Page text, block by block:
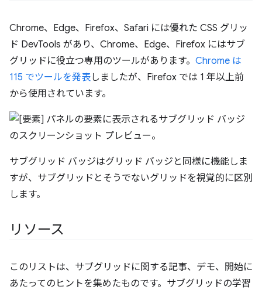
Chrome、Edge、Firefox、Safari には優れた CSS グリッ
ド DevTools があり、Chrome、Edge、Firefox にはサブ
グリッドに役立つ専用のツールがあります。 Chrome は
115 でツールを発表しましたが、Firefox では 1 年以上前
から使用されています。
サブグリッド バッジはグリッド バッジと同様に機能しま
すが、サブグリッドとそうでないグリッドを視覚的に区別
します。
リソース
このリストは、サブグリッドに関する記事、デモ、開始に
あたってのヒントを集めたものです。サブグリッドの学習